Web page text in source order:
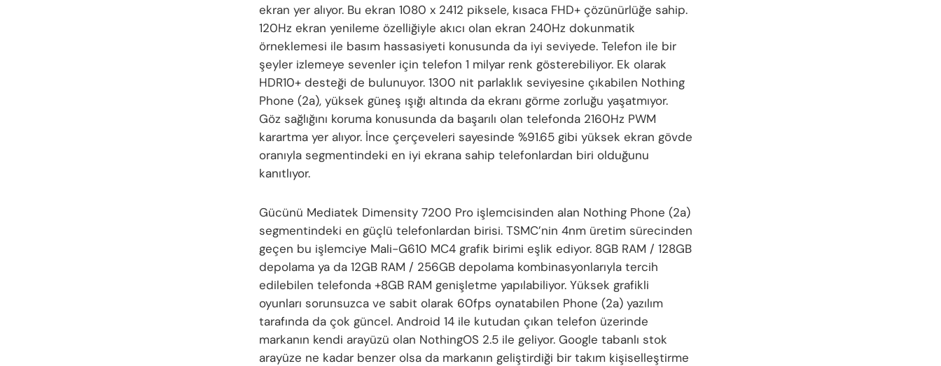
ekran yer alıyor. Bu ekran 1080 x 2412 piksele, kısaca FHD+ çözünürlüğe sahip.
120Hz ekran yenileme özelliğiyle akıcı olan ekran 240Hz dokunmatik
örneklemesi ile basım hassasiyeti konusunda da iyi seviyede. Telefon ile bir
şeyler izlemeye sevenler için telefon 1 milyar renk gösterebiliyor. Ek olarak
HDR10+ desteği de bulunuyor. 1300 nit parlaklık seviyesine çıkabilen Nothing
Phone (2a), yüksek güneş ışığı altında da ekranı görme zorluğu yaşatmıyor.
Göz sağlığını koruma konusunda da başarılı olan telefonda 2160Hz PWM
karartma yer alıyor. İnce çerçeveleri sayesinde %91.65 gibi yüksek ekran gövde
oranıyla segmentindeki en iyi ekrana sahip telefonlardan biri olduğunu
kanıtlıyor.
Gücünü Mediatek Dimensity 7200 Pro işlemcisinden alan Nothing Phone (2a)
segmentindeki en güçlü telefonlardan birisi. TSMC’nin 4nm üretim sürecinden
geçen bu işlemciye Mali-G610 MC4 grafik birimi eşlik ediyor. 8GB RAM / 128GB
depolama ya da 12GB RAM / 256GB depolama kombinasyonlarıyla tercih
edilebilen telefonda +8GB RAM genişletme yapılabiliyor. Yüksek grafikli
oyunları sorunsuzca ve sabit olarak 60fps oynatabilen Phone (2a) yazılım
tarafında da çok güncel. Android 14 ile kutudan çıkan telefon üzerinde
markanın kendi arayüzü olan NothingOS 2.5 ile geliyor. Google tabanlı stok
arayüze ne kadar benzer olsa da markanın geliştirdiği bir takım kişiselleştirme